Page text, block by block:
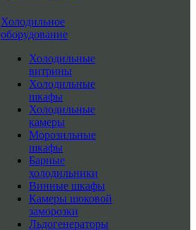
Холодильное
оборудование
Холодильные
витрины
Холодильные
шкафы
Холодильные
камеры
Морозильные
шкафы
Барные
холодильники
Винные шкафы
Камеры шоковой
заморозки
Льдогенераторы